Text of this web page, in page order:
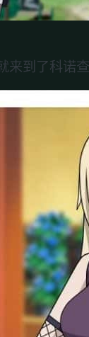
到了科诺查